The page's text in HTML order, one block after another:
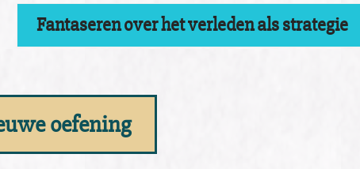
Fantaseren over het verleden als strategie
oefening